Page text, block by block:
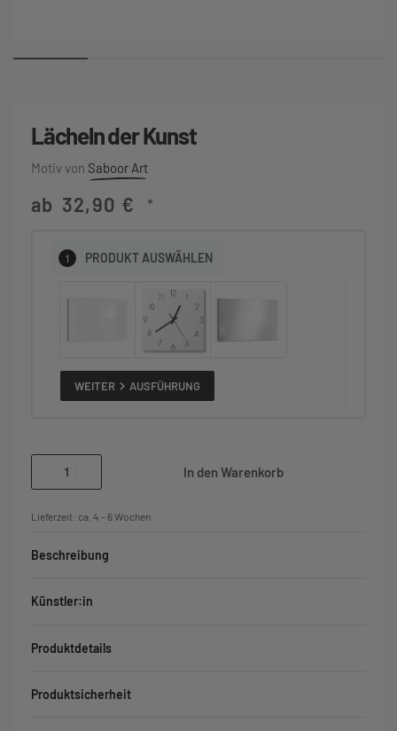
Lächeln der Kunst
Saboor Art
ab 32,90 € *
1 PRODUKT AUSWÄHLEN
WEITER AUSFÜHRUNG
In den Warenkorb
Lieferzeit: ca. 4 - 6 Wochen
Beschreibung
Künstler:in
Produktdetails
Produktsicherheit